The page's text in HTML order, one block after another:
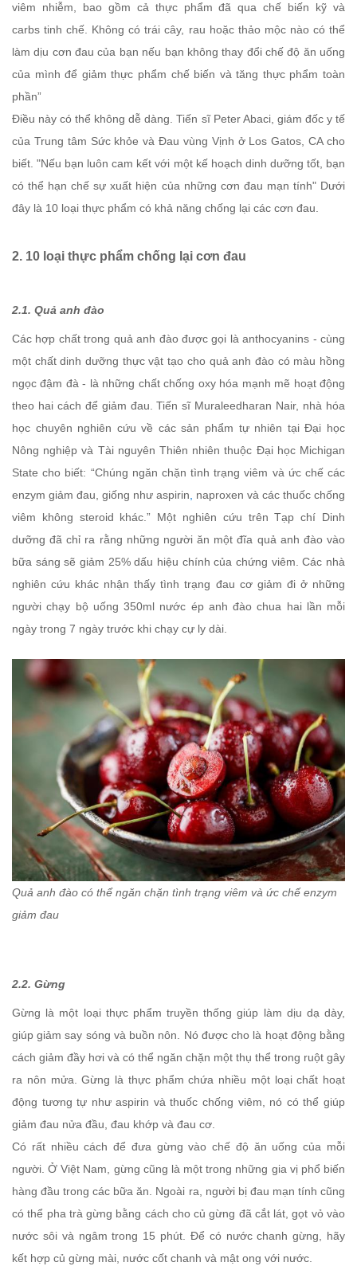
viêm nhiễm, bao gồm cả thực phẩm đã qua chế biến kỹ và
carbs tinh chế. Không có trái cây, rau hoặc thảo mộc nào có thể
làm dịu cơn đau của bạn nếu bạn không thay đổi chế độ ăn uống
của mình để giảm thực phẩm chế biến và tăng thực phẩm toàn
phần”
Điều này có thể không dễ dàng. Tiến sĩ Peter Abaci, giám đốc y tế
của Trung tâm Sức khỏe và Đau vùng Vịnh ở Los Gatos, CA cho
biết. "Nếu bạn luôn cam kết với một kế hoạch dinh dưỡng tốt, bạn
có thể hạn chế sự xuất hiện của những cơn đau mạn tính" Dưới
đây là 10 loại thực phẩm có khả năng chống lại các cơn đau.
2. 10 loại thực phẩm chống lại cơn đau
2.1. Quả anh đào
Các hợp chất trong quả anh đào được gọi là anthocyanins - cùng
một chất dinh dưỡng thực vật tạo cho quả anh đào có màu hồng
ngọc đậm đà - là những chất chống oxy hóa mạnh mẽ hoạt động
theo hai cách để giảm đau. Tiến sĩ Muraleedharan Nair, nhà hóa
học chuyên nghiên cứu về các sản phẩm tự nhiên tại Đại học
Nông nghiệp và Tài nguyên Thiên nhiên thuộc Đại học Michigan
State cho biết: “Chúng ngăn chặn tình trạng viêm và ức chế các
enzym giảm đau, giống như aspirin, naproxen và các thuốc chống
viêm không steroid khác.” Một nghiên cứu trên Tạp chí Dinh
dưỡng đã chỉ ra rằng những người ăn một đĩa quả anh đào vào
bữa sáng sẽ giảm 25% dấu hiệu chính của chứng viêm. Các nhà
nghiên cứu khác nhận thấy tình trạng đau cơ giảm đi ở những
người chạy bộ uống 350ml nước ép anh đào chua hai lần mỗi
ngày trong 7 ngày trước khi chạy cự ly dài.
Quả anh đào có thể ngăn chặn tình trạng viêm và ức chế enzym
giảm đau
2.2. Gừng
Gừng là một loại thực phẩm truyền thống giúp làm dịu dạ dày,
giúp giảm say sóng và buồn nôn. Nó được cho là hoạt động bằng
cách giảm đầy hơi và có thể ngăn chặn một thụ thể trong ruột gây
ra nôn mửa. Gừng là thực phẩm chứa nhiều một loại chất hoạt
động tương tự như aspirin và thuốc chống viêm, nó có thể giúp
giảm đau nửa đầu, đau khớp và đau cơ.
Có rất nhiều cách để đưa gừng vào chế độ ăn uống của mỗi
người. Ở Việt Nam, gừng cũng là một trong những gia vị phổ biến
hàng đầu trong các bữa ăn. Ngoài ra, người bị đau mạn tính cũng
có thể pha trà gừng bằng cách cho củ gừng đã cắt lát, gọt vỏ vào
nước sôi và ngâm trong 15 phút. Để có nước chanh gừng, hãy
kết hợp củ gừng mài, nước cốt chanh và mật ong với nước.